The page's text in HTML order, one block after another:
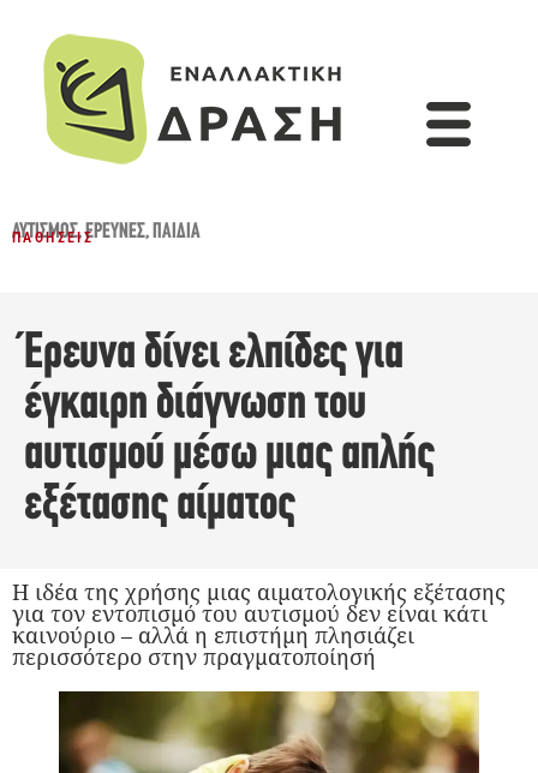
ΑΥΤΙΣΜΌΣ,ΈΡΕΥΝΕΣ,ΠΑΙΔΙΆ
ΠΑΘΉΣΕΙΣ
Έρευνα δίνει ελπίδες για
έγκαιρη διάγνωση του
αυτισμού μέσω μιας απλής
εξέτασης αίματος
Η ιδέα της χρήσης μιας αιματολογικής εξέτασης
για τον εντοπισμό του αυτισμού δεν είναι κάτι
καινούριο – αλλά η επιστήμη πλησιάζει
περισσότερο στην πραγματοποίησή